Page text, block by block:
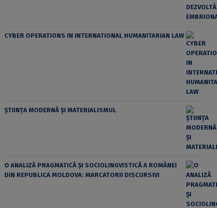
CYBER OPERATIONS IN INTERNATIONAL HUMANITARIAN LAW
ȘTIINȚA MODERNĂ ȘI MATERIALISMUL
O ANALIZĂ PRAGMATICĂ ȘI SOCIOLINGVISTICĂ A ROMÂNEI
DIN REPUBLICA MOLDOVA: MARCATORII DISCURSIVI